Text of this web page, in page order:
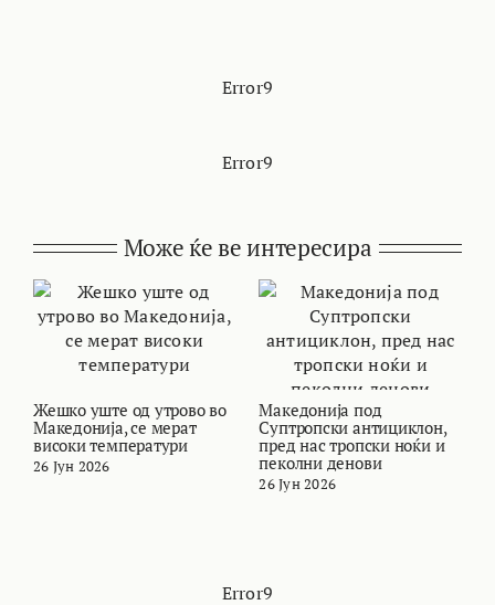
Error9
Error9
Може ќе ве интересира
Жешко уште од утрово во
Македонија, се мерат
високи температури
26 Јун 2026
Македонија под
Суптропски антициклон,
пред нас тропски ноќи и
пеколни денови
26 Јун 2026
Error9